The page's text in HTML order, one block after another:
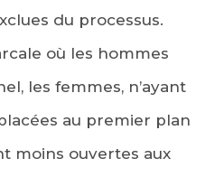
du processus.
où les hommes
les femmes, n’ayant
au premier plan
moins ouvertes aux